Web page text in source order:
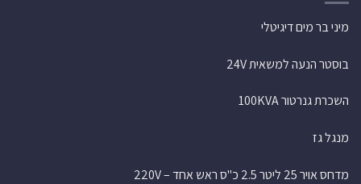
מיני בר מים דיגיטלי
בוסטר הנעה למשאית 24V
השכרת גנרטור 100KVA
מנגל גז
מדחס אויר 25 ליטר 2.5 כ"ס ראש אחד – 220V